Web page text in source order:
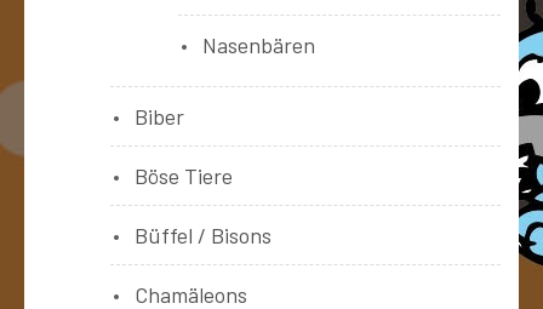
Nasenbären
Biber
Böse Tiere
Büffel / Bisons
Chamäleons